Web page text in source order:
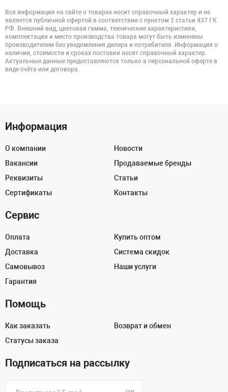
Вся информация на сайте о товарах носит справочный характер и не
является публичной офертой в соответствии с пунктом 2 статьи 437 ГК
РФ. Внешний вид, цветовая гамма, технические характеристики,
комплектация и место производства товара могут быть изменены
производителем без уведомления дилера и потребителя. Информация о
наличии, стоимости и сроках поставки носят справочный характер.
Актуальные данные предоставляются только в персональной оферте в
виде счёта или договора.
Информация
О компании
Вакансии
Реквизиты
Сертификаты
Новости
Продаваемые бренды
Статьи
Контакты
Сервис
Оплата
Доставка
Самовывоз
Гарантия
Купить оптом
Система скидок
Наши услуги
Помощь
Как заказать
Статусы заказа
Возврат и обмен
Подписаться на рассылку